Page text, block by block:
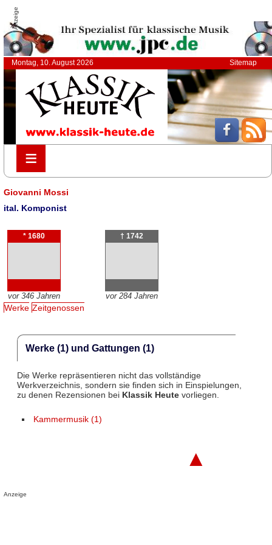
Anzeige
Montag, 10. August 2026 Sitemap
≡
≡
Giovanni Mossi
ital. Komponist
* 1680
vor 346 Jahren
† 1742
vor 284 Jahren
Werke Zeitgenossen
Werke (1) und Gattungen (1)
Die Werke repräsentieren nicht das vollständige
Werkverzeichnis, sondern sie finden sich in Einspielungen,
zu denen Rezensionen bei Klassik Heutevorliegen.
Kammermusik (1)
▲
Anzeige